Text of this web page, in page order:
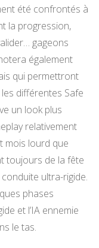
été confrontés à
la progression,
gageons
également
qui permettront
différentes Safe
un look plus
relativement
mois lourd que
toujours de la fête
conduite ultra-rigide.
phases
et l’IA ennemie
le tas.